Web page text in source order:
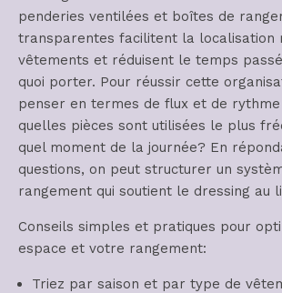
penderies ventilées et boîtes de
transparentes facilitent la localisation
vêtements et réduisent le temps
quoi porter. Pour réussir cette
penser en termes de flux et de
quelles pièces sont utilisées le plus
quel moment de la journée? En
questions, on peut structurer un
rangement qui soutient le dressing au
Conseils simples et pratiques pour
espace et votre rangement:
Triez par saison et par type de